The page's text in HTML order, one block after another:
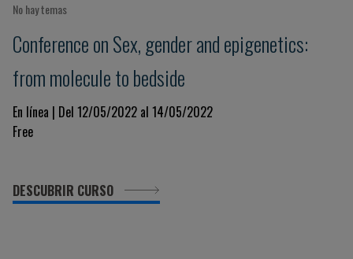
No hay temas
Conference on Sex, gender and epigenetics:
from molecule to bedside
En línea | Del 12/05/2022 al 14/05/2022
Free
DESCUBRIR CURSO